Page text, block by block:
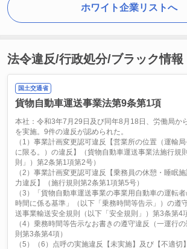
ホワイト企業リストへ
法令違反/行政処分/ブラック情報
国土交通省
貨物自動車運送事業法第9条第1項
本社：令和3年7月29日及び同年8月18日、労働局か
を実施。9件の違反が認められた。
（1）事業計画変更認可違反【営業所の位置（運輸
に限る。）の違反】（貨物自動車運送事業法施行規
則」）第2条第1項第2号）
（2）事業計画変更認可違反【乗務員の休憩・睡眠
力違反】（施行規則第2条第1項第5号）
（3）「貨物自動車運送事業の事業用自動車の運転
時間に係る基準」（以下「乗務時間等告示」）の遵
送事業輸送安全規則（以下「安全規則」）第3条第4
（4）乗務時間等告示なお書きの遵守違反（一運行
則第3条第4項）
（5）（6）点呼の実施違反【未実施】及び【不適切